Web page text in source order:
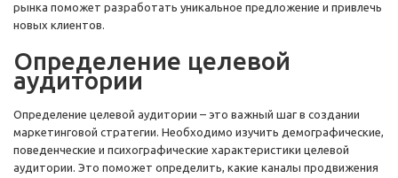
рынка поможет разработать уникальное предложение и привлечь
новых клиентов.
Определение целевой
аудитории
Определение целевой аудитории – это важный шаг в создании
маркетинговой стратегии. Необходимо изучить демографические,
поведенческие и психографические характеристики целевой
аудитории. Это поможет определить, какие каналы продвижения